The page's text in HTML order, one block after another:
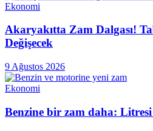
Ekonomi
Akaryakıtta Zam Dalgası!
Değişecek
9 Ağustos 2026
Ekonomi
Benzine bir zam daha: Litresi